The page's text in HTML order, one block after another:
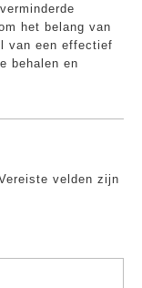
het belang van
van een effectief
behalen en
velden zijn